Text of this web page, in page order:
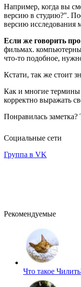
Например, когда вы
версию в студию?".
версию исследования
Если же говорить
фильмах.
что-то подобное,
Кстати, так же стоит
Как и многие термины
корректно выражать
Понравилась
Социальные сети
Группа в VK
Рекомендуемые
Что такое